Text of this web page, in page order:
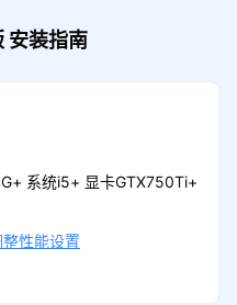
安装指南
系统i5+ 显卡GTX750Ti+
性能设置